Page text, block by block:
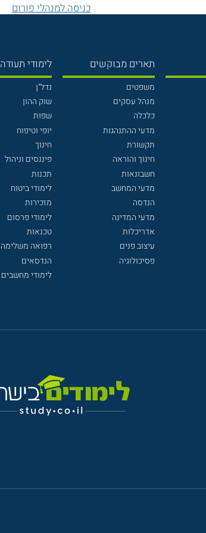
כניסה למנהלי פורום
תארים מבוקשים
משפטים
מנהל עסקים
כלכלה
מדעי ההתנהגות
תקשורת
חינוך והוראה
חשבונאות
מדעי המחשב
הנדסה
מדעי המדינה
אדריכלות
עיצוב פנים
פסיכולוגיה
לימודי תעודה
נדל"ן
שוק ההון
שפות
יופי וטיפוח
חינוך
פיננסים וניהול
תכנות
לימודי ביטוח
מזכירות
לימודי פרסום
טכנאות
רפואה משלימה
הנדסאים
לימודי מחשבים